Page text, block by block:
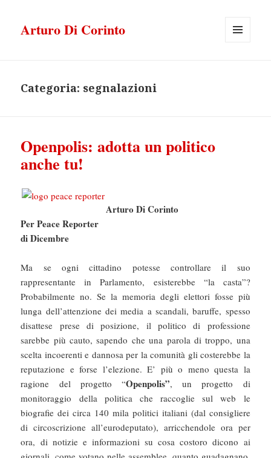
Arturo Di Corinto
Categoria: segnalazioni
Openpolis: adotta un politico
anche tu!
Arturo Di Corinto
Per Peace Reporter
di Dicembre
Ma se ogni cittadino potesse controllare il suo
rappresentante in Parlamento, esisterebbe “la casta”?
Probabilmente no. Se la memoria degli elettori fosse più
lunga dell’attenzione dei media a scandali, baruffe, spesso
disattese prese di posizione, il politico di professione
sarebbe più cauto, sapendo che una parola di troppo, una
scelta incoerenti e dannosa per la comunità gli costerebbe la
reputazione e forse l’elezione. E’ più o meno questa la
ragione del progetto “Openpolis”, un progetto di
monitoraggio della politica che raccoglie sul web le
biografie dei circa 140 mila politici italiani (dal consigliere
di circoscrizione all’eurodeputato), arricchendole ora per
ora, di notizie e informazioni su cosa costoro dicono ai